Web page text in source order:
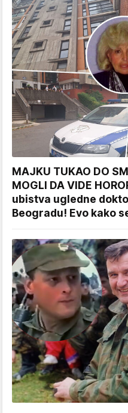
MAJKU TUKAO DO
MOGLI DA VIDE
ubistva ugledne
Beogradu! Evo kako